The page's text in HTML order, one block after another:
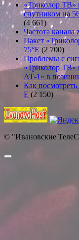
«Триколор ТВ»
спутником на
(4 661)
Частота
Пакет
75°E (2 700)
Проблемы с
«Триколор ТВ»
АТ-1» в
Как
E (2 150)
© "Ивановские
Прокрутить